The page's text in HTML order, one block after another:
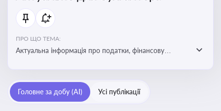
ПРО ЩО ТЕМА:
Актуальна інформація про податки, фінансову
підприємств
Головне за добу (AI) Усі публікації